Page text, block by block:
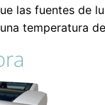
las fuentes de
temperatura